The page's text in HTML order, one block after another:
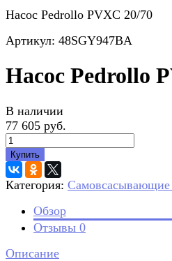
Насос Pedrollo PVXC 20/70
Артикул: 48SGY947BA
Насос Pedrollo
В наличии
77 605 руб.
Купить
Категория: Самовсасывающие
Обзор
Отзывы 0
Описание